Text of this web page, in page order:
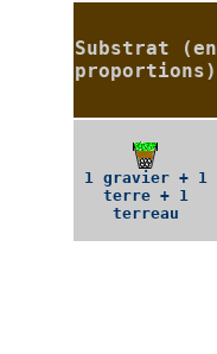
Substrat (en
proportions)
1 gravier + 1
terre + 1
terreau